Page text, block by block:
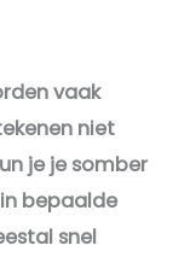
vaak
niet
je je somber
bepaalde
snel